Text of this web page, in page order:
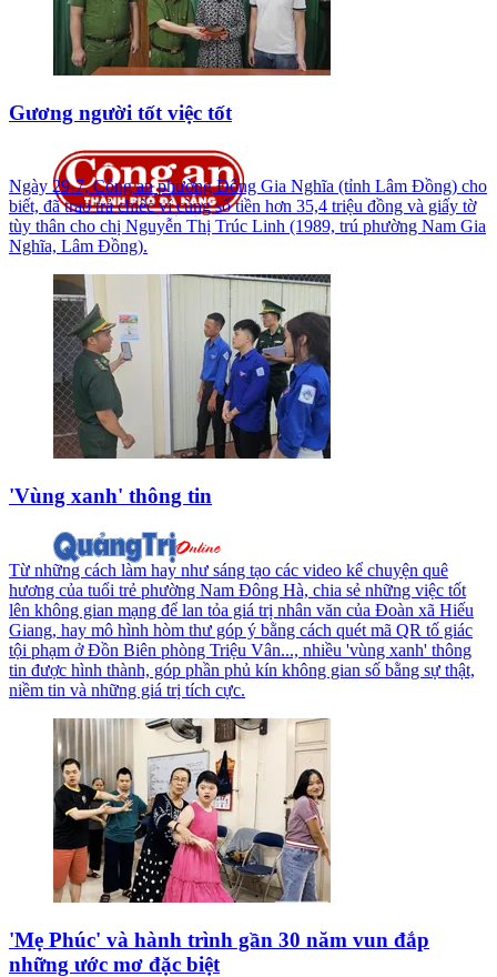
Gương người tốt việc tốt
Ngày 29-7, Công an phường Đông Gia Nghĩa (tỉnh Lâm Đồng) cho
biết, đã trao trả chiếc ví cùng số tiền hơn 35,4 triệu đồng và giấy tờ
tùy thân cho chị Nguyễn Thị Trúc Linh (1989, trú phường Nam Gia
Nghĩa, Lâm Đồng).
'Vùng xanh' thông tin
Từ những cách làm hay như sáng tạo các video kể chuyện quê
hương của tuổi trẻ phường Nam Đông Hà, chia sẻ những việc tốt
lên không gian mạng để lan tỏa giá trị nhân văn của Đoàn xã Hiếu
Giang, hay mô hình hòm thư góp ý bằng cách quét mã QR tố giác
tội phạm ở Đồn Biên phòng Triệu Vân..., nhiều 'vùng xanh' thông
tin được hình thành, góp phần phủ kín không gian số bằng sự thật,
niềm tin và những giá trị tích cực.
'Mẹ Phúc' và hành trình gần 30 năm vun đắp
những ước mơ đặc biệt